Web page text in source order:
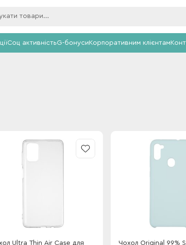
Соц активністьG-бонусиКорпоративним клієнтам
Ultra Thin Air Case для
Чохол Original 99%